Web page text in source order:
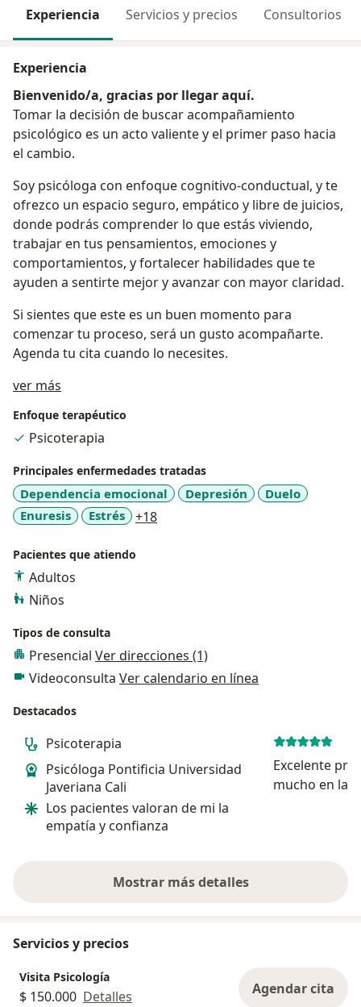
Experiencia Servicios y precios Consultorios
Experiencia
Bienvenido/a, gracias por llegar aquí.
Tomar la decisión de buscar acompañamiento
psicológico es un acto valiente y el primer paso hacia
el cambio.
Soy psicóloga con enfoque cognitivo-conductual, y te
ofrezco un espacio seguro, empático y libre de juicios,
donde podrás comprender lo que estás viviendo,
trabajar en tus pensamientos, emociones y
comportamientos, y fortalecer habilidades que te
ayuden a sentirte mejor y avanzar con mayor claridad.
Si sientes que este es un buen momento para
comenzar tu proceso, será un gusto acompañarte.
Agenda tu cita cuando lo necesites.
ver más
Enfoque terapéutico
Psicoterapia
Principales enfermedades tratadas
Dependencia emocional Depresión
Duelo
Enuresis
Estrés +18a11y_sr_more_diseases
Pacientes que atiendo
Adultos
Niños
Tipos de consulta
Presencial Ver direcciones (1)
Videoconsulta Ver calendario en línea
Destacados
Psicoterapia
Psicóloga Pontificia Universidad
Javeriana Cali
Los pacientes valoran de mi la
empatía y confianza
Excelente
mucho en las
Mostrar más detalles
sobre la experiencia
Servicios y precios
Visita Psicología
$ 150.000 Detalles Agendar cita